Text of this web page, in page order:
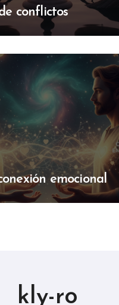
conflictos
emocional
kly-ro